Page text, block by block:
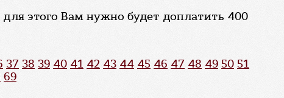
этого Вам нужно будет доплатить 400
37 38 39 40 41 42 43 44 45 46 47 48 49 50 51
69